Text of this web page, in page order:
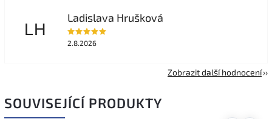
LH
Ladislava Hrušková
2.8.2026
Zobrazit další hodnocení
SOUVISEJÍCÍ PRODUKTY